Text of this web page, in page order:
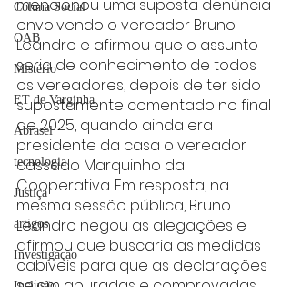
Coluna Social
OAB
Mistério
ET de Varginha
Abrasel
tecnologia
Justiça
artigos
Investigação
mencionou uma suposta denúncia
envolvendo o vereador Bruno
Leandro e afirmou que o assunto
seria de conhecimento de todos
os vereadores, depois de ter sido
supostamente comentado no final
de 2025, quando ainda era
presidente da casa o vereador
cassado Marquinho da
Cooperativa. Em resposta, na
mesma sessão pública, Bruno
Leandro negou as alegações e
afirmou que buscaria as medidas
cabíveis para que as declarações